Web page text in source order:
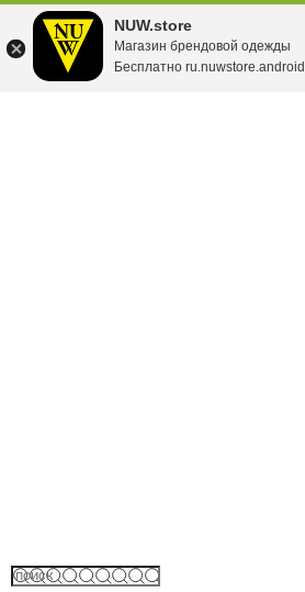
NUW.store
Магазин брендовой одежды
Бесплатно ru.nuwstore.android